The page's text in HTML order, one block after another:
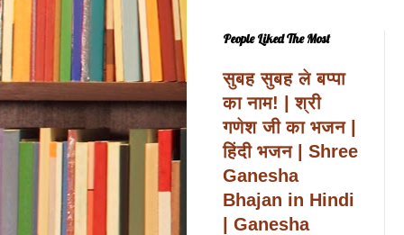
People Liked The Most
सुबह सुबह ले बप्पा
का नाम! | श्री
गणेश जी का भजन |
हिंदी भजन | Shree
Ganesha
Bhajan in Hindi
| Ganesha